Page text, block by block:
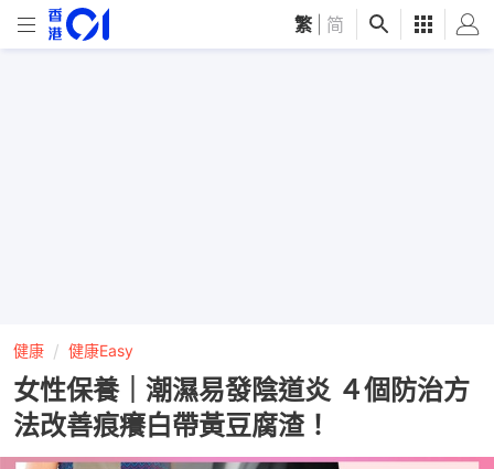
繁 简
健康 健康Easy
女性保養｜潮濕易發陰道炎 ４個防治方
法改善痕癢白帶黃豆腐渣！